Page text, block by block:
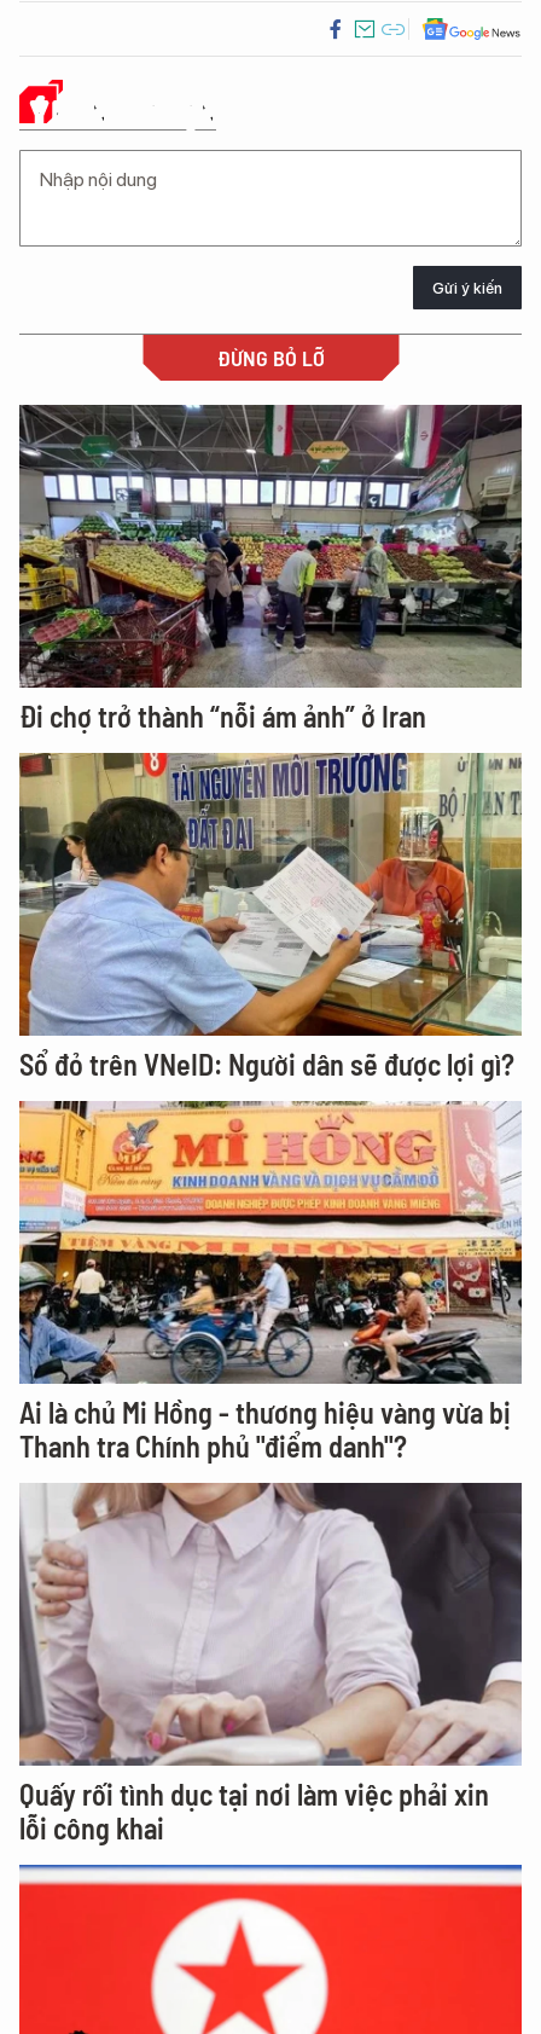
Ý KIẾN CỦA BẠN
Gửi ý kiến
ĐỪNG BỎ LỠ
Đi chợ trở thành “nỗi ám ảnh” ở Iran
Sổ đỏ trên VNeID: Người dân sẽ được lợi gì?
Ai là chủ Mi Hồng - thương hiệu vàng vừa bị
Thanh tra Chính phủ "điểm danh"?
Quấy rối tình dục tại nơi làm việc phải xin
lỗi công khai